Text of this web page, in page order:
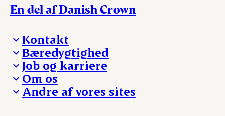
En del af Danish Crown
Kontakt
Besøg Danish Crown
Presse og nyheder
Reklamationer
Whistleblower
Øvrige henvendelser
Bæredygtighed
Fra jord til bord
Hverdagen
Ansvarlighed og nøgletal
Job og karriere
Arbejd med os
Ledige stillinger
Om os
Hvem er vi
Andre af vores sites